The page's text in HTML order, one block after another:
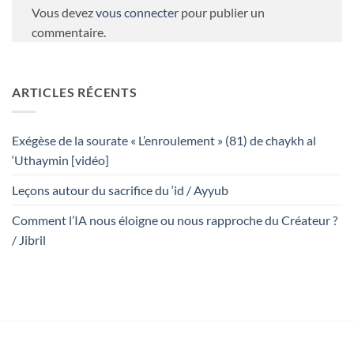
Vous devezvous connecter pour publier un
commentaire.
ARTICLES RÉCENTS
Exégèse de la sourate « L’enroulement » (81) de chaykh al
‘Uthaymin [vidéo]
Leçons autour du sacrifice du ‘id / Ayyub
Comment l’IA nous éloigne ou nous rapproche du Créateur ?
/ Jibril